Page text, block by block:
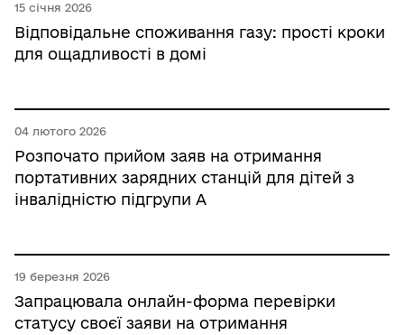
15 січня 2026
Відповідальне споживання газу: прості кроки
для ощадливості в домі
04 лютого 2026
Розпочато прийом заяв на отримання
портативних зарядних станцій для дітей з
інвалідністю підгрупи А
19 березня 2026
Запрацювала онлайн-форма перевірки
статусу своєї заяви на отримання